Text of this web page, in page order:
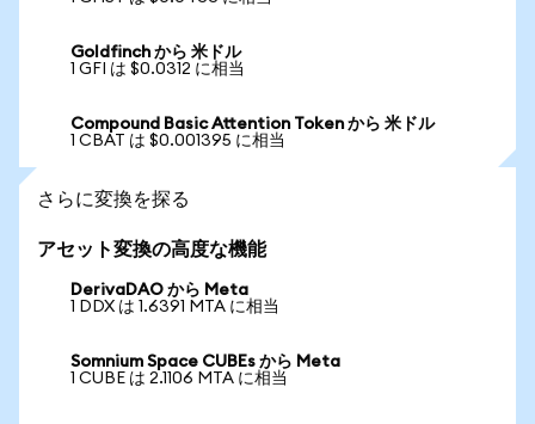
Goldfinch から 米ドル
1 GFI は $0.0312 に相当
Compound Basic Attention Token から 米ドル
1 CBAT は $0.001395 に相当
さらに変換を探る
アセット変換の高度な機能
DerivaDAO から Meta
1 DDX は 1.6391 MTA に相当
Somnium Space CUBEs から Meta
1 CUBE は 2.1106 MTA に相当